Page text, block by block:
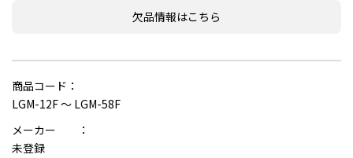
欠品情報はこちら
商品コード：
LGM-12F ～ LGM-58F
メーカー ：
未登録